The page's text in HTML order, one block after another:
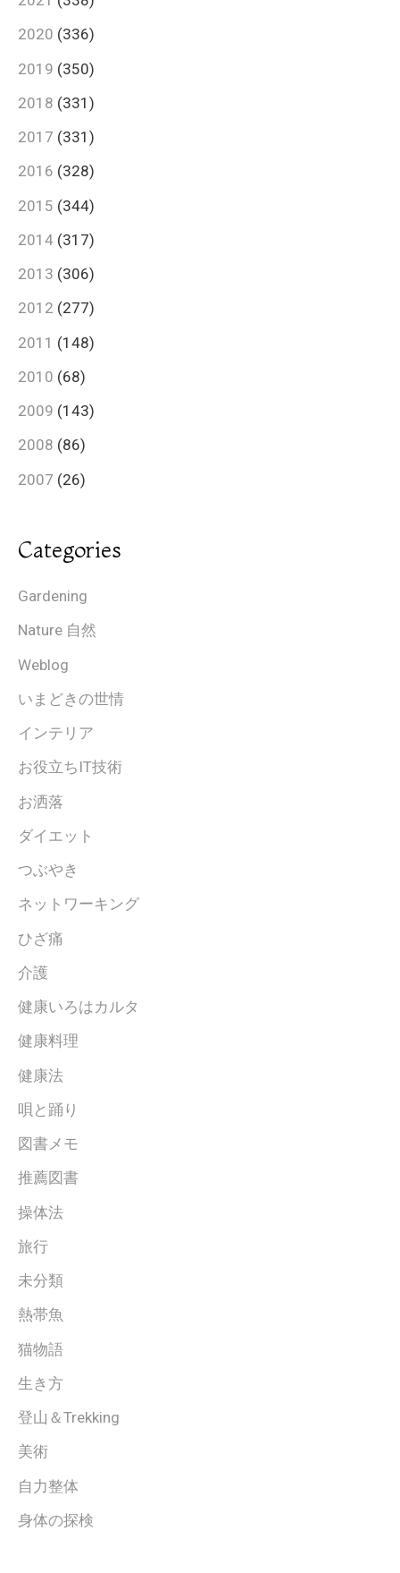
2020 (336)
2019 (350)
2018 (331)
2017 (331)
2016 (328)
2015 (344)
2014 (317)
2013 (306)
2012 (277)
2011 (148)
2010 (68)
2009 (143)
2008 (86)
2007 (26)
Categories
Gardening
Nature 自然
Weblog
いまどきの世情
インテリア
お役立ちIT技術
お洒落
ダイエット
つぶやき
ネットワーキング
ひざ痛
介護
健康いろはカルタ
健康料理
健康法
唄と踊り
図書メモ
推薦図書
操体法
旅行
未分類
熱帯魚
猫物語
生き方
登山＆Trekking
美術
自力整体
身体の探検